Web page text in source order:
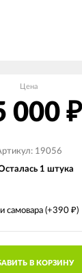
Цена
000 ₽
19056
1 штука
самовара (+390 ₽)
В КОРЗИНУ